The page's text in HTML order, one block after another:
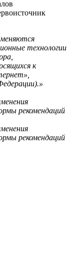
технологии
к
рекомендаций
рекомендаций